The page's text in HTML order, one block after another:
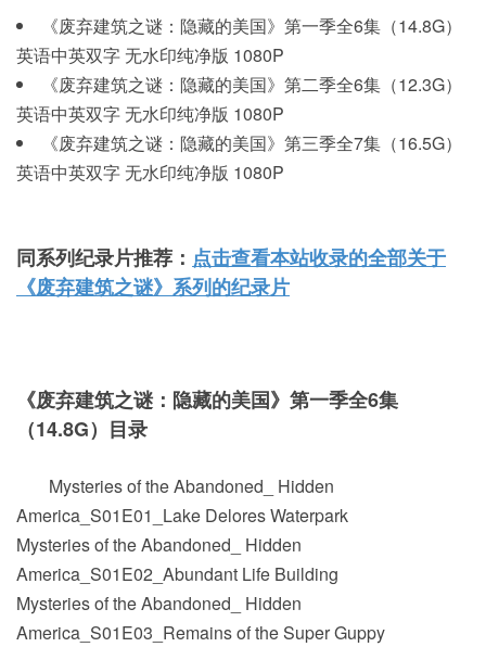
《废弃建筑之谜：隐藏的美国》第一季全6集（14.8G）
英语中英双字 无水印纯净版 1080P
《废弃建筑之谜：隐藏的美国》第二季全6集（12.3G）
英语中英双字 无水印纯净版 1080P
《废弃建筑之谜：隐藏的美国》第三季全7集（16.5G）
英语中英双字 无水印纯净版 1080P
同系列纪录片推荐： 点击查看本站收录的全部关于
《废弃建筑之谜》系列的纪录片
《废弃建筑之谜：隐藏的美国》第一季全6集
（14.8G）目录
Mysteries of the Abandoned_ Hidden
America_S01E01_Lake Delores Waterpark
Mysteries of the Abandoned_ Hidden
America_S01E02_Abundant Life Building
Mysteries of the Abandoned_ Hidden
America_S01E03_Remains of the Super Guppy